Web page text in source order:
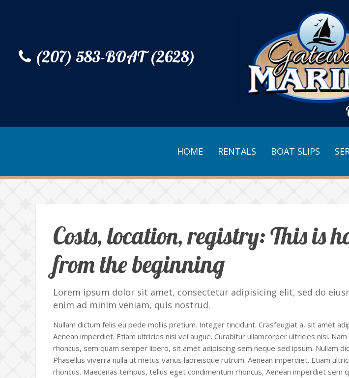
(207) 583-BOAT (2628)
HOME RENTALS BOAT SLIPS
Costs, location, registry: This is
from the beginning
Lorem ipsum dolor sit amet, consectetur adipisicing elit, sed do
enim ad minim veniam, quis nostrud.
Nullam dictum felis eu pede mollis pretium. Integer tincidunt. Crasfeugiat a, sit amet
Aenean imperdiet. Etiam ultricies nisi vel augue. Curabitur ullamcorper ultricies nisi.
rhoncus, sem quam semper libero, sit amet adipiscing sem neque sed ipsum. Nullam
Phasellus viverra nulla ut metus varius laoreisque rutrum. Aenean imperdiet. Etiam
rhoncus. Maecenas tempus, tellus eget condimentum rhoncus, Aenean imperdiet